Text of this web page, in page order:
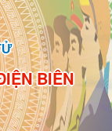
BIÊN